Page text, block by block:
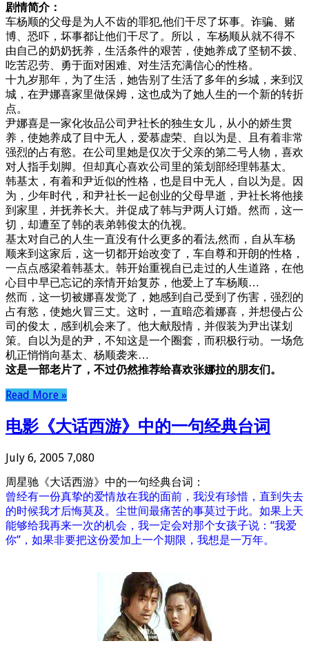
剧情简介：
车杨顺的父母是为人不齿的罪犯,他们干尽了坏事。诈骗、赌
博、恐吓，坏事都让他们干尽了。所以， 车杨顺从就不得不
由自己的奶奶抚养，生活条件的艰苦，使她养成了坚韧不拨、
吃苦忍劳、勇于面对困难、对生活充满信心的性格。
十九岁那年，为了生活，她告别了生活了多年的乡城，来到汉
城，在尹娜喜家里做保姆，这也成为了她人生的一个新的转折
点。
尹娜喜是一家化妆品公司尹社长的独生女儿，从小的娇生贯
养，使她养成了目中无人，爱慕虚荣、自以为是、且有着非常
强烈的占有慾。在公司里她是仅次于父亲的第二号人物，喜欢
对人指手划脚。但却真心喜欢公司里的策划部经理韩基太。
韩基太，有着和尹近似的性格，也是目中无人，自以为是。因
为，少年时代，和尹社长一起创业的父母早逝，尹社长将他接
到家里，并抚养长大。并促成了韩与尹两人订婚。然而，这一
切，却遭至了韩的表弟韩俊太的仇视。
基太对自己的人生一直没有什么更多的看法,然而，自从车杨
顺来到这家后，这一切都开始改变了，车自尊和开朗的性格，
一点点感梁着韩基太。韩开始重视自已走过的人生道路，在他
心目中早已忘记的亲情开始复苏，他爱上了车杨顺…
然而，这一切被娜喜发觉了，她感到自己受到了伤害，强烈的
占有慾，使她火冒三丈。这时，一直暗恋着娜喜，并想侵占公
司的俊太，感到机会来了。他大献殷情，并假装为尹出谋划
策。自以为是的尹，不知这是一个圈套，而积极行动。一场危
机正悄悄向基太、杨顺袭来…
这是一部老片了，不过仍然推荐给喜欢张娜拉的朋友们。
Read More »
电影《大话西游》中的一句经典台词
July 6, 2005 7,080
周星驰《大话西游》中的一句经典台词：
曾经有一份真挚的爱情放在我的面前，我没有珍惜，直到失去
的时候我才后悔莫及。尘世间最痛苦的事莫过于此。如果上天
能够给我再来一次的机会，我一定会对那个女孩子说：“我爱
你”，如果非要把这份爱加上一个期限，我想是一万年。